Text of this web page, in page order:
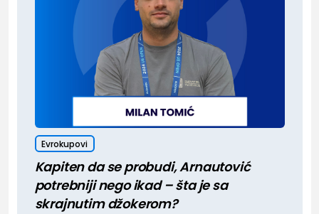
Evrokupovi
Kapiten da se probudi, Arnautović
potrebniji nego ikad – šta je sa
skrajnutim džokerom?